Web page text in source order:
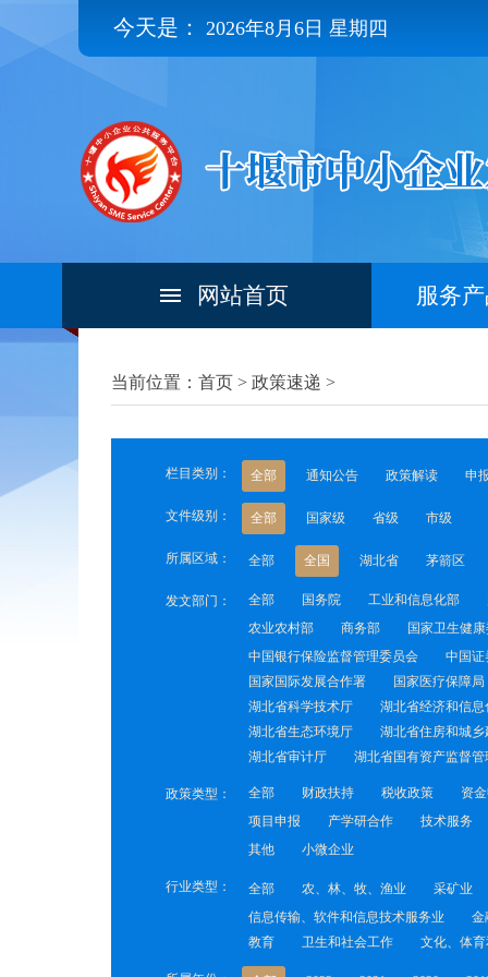
今天是： 2026年8月6日 星期四
网站首页 服务
当前位置：首页 > 政策速递 >
栏目类别： 全部 通知公告 政策解读 申
文件级别： 全部 国家级 省级 市级
所属区域： 全部 全国 湖北省 茅箭区
发文部门： 全部 国务院 工业和信息化部
农业农村部
商务部 国家卫生健
中国银行保险监督管理委员会
中国证
国家国际发展合作署
国家医疗保障局
湖北省科学技术厅
湖北省经济和信息
湖北省生态环境厅
湖北省住房和城乡
湖北省审计厅
湖北省国有资产监督管
政策类型： 全部 财政扶持 税收政策 资
项目申报
产学研合作 技术服务
其他
小微企业
行业类型： 全部 农、林、牧、渔业 采矿业
信息传输、软件和信息技术服务业
金
教育
卫生和社会工作 文化、体